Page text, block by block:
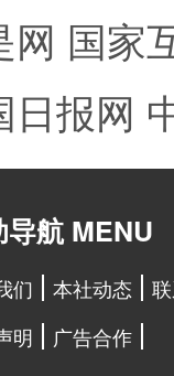
网 国家
日报网
导航 MENU
们 本社动态
明
广告合作